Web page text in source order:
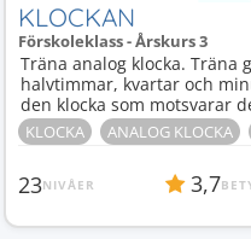
KLOCKAN
Förskoleklass - Årskurs 3
Träna analog klocka. Träna
halvtimmar, kvartar och
den klocka som motsvarar
KLOCKA ANALOG KLOCKA
23NIVÅER 3,7